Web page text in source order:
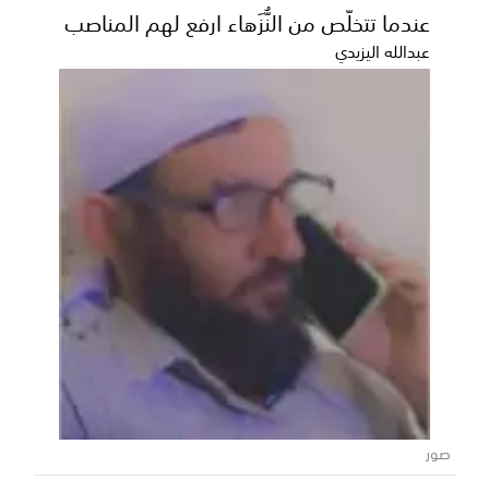
عندما تتخلّص من النُّزَهاء ارفع لهم المناصب
عبدالله اليزيدي
صور